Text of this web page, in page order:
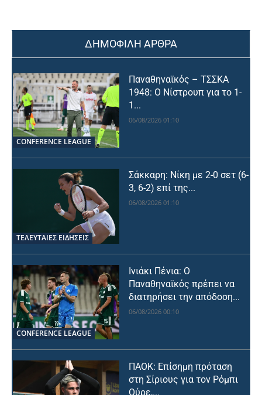
ΔΗΜΟΦΙΛΗ ΑΡΘΡΑ
CONFERENCE LEAGUE
Παναθηναϊκός – ΤΣΣΚΑ
1948: Ο Νίστρουπ για το 1-
1...
06/08/2026 01:10
ΤΕΛΕΥΤΑΙΕΣ ΕΙΔΗΣΕΙΣ
Σάκκαρη: Νίκη με 2-0 σετ (6-
3, 6-2) επί της...
06/08/2026 01:10
CONFERENCE LEAGUE
Ινιάκι Πένια: Ο
Παναθηναϊκός πρέπει να
διατηρήσει την απόδοση...
06/08/2026 00:10
ΠΑΟΚ: Επίσημη πρόταση
στη Σίριους για τον Ρόμπι
Ούρε,...